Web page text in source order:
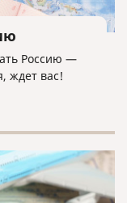
Россию —
ждет вас!